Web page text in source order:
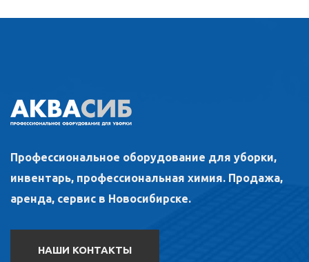
Профессиональное оборудование для уборки,
инвентарь, профессиональная химия. Продажа,
аренда, сервис в Новосибирске.
НАШИ КОНТАКТЫ